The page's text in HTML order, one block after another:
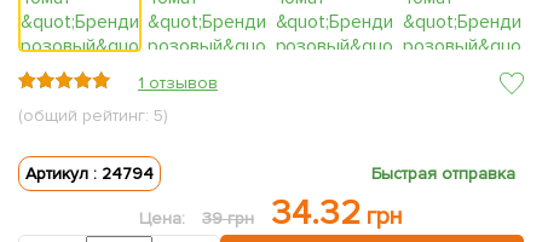
1 отзывов
(общий рейтинг: 5)
Артикул : 24794 Быстрая отправка
Цена: 39 грн 34.32грн